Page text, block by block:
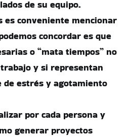
de su equipo.
es conveniente mencionar
concordar es que
o “mata tiempos” no
y si representan
estrés y agotamiento
por cada persona y
generar proyectos